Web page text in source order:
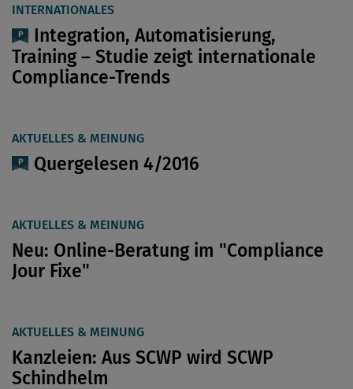
INTERNATIONALES
Integration, Automatisierung,
Training – Studie zeigt internationale
Compliance-Trends
AKTUELLES & MEINUNG
Quergelesen 4/2016
AKTUELLES & MEINUNG
Neu: Online-Beratung im "Compliance
Jour Fixe"
AKTUELLES & MEINUNG
Kanzleien: Aus SCWP wird SCWP
Schindhelm